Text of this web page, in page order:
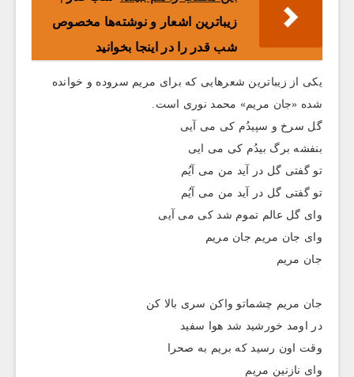
زیباترین اشعار و نوشته‌ها مخصوص
شب قدر را در اینجا بخوانید
یکی از زیباترین شعرهایی که برای مریم سروده و خوانده
شده «جان مریم» محمد نوری است.
گل سرخ و سپیدُم کی می آیی
بنفشه برگ بیدُم کی می ایی
تو گفتی گل در آید من می آیُم
تو گفتی گل در آید من می آیُم
وای گل عالم تموم شد کی می آیی
وای جان مریم جان مریم
جان مریم
جان مریم چشماتو واکن سری بالا کن
در اومد خورشید شد هوا سفید
وقت اون رسید که بریم به صحرا
وای نازنین مریم